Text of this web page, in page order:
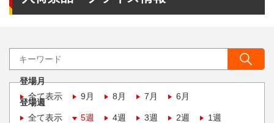
登場月
全て表示
9月 8月 7月 6月
登場週
全て表示
5週 4週 3週 2週 1週